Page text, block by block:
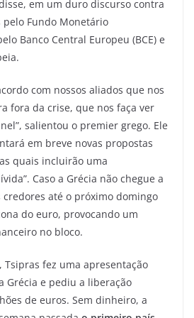
em um duro discurso contra
Fundo Monetário
Banco Central Europeu (BCE) e
com nossos aliados que nos
fora da crise, que nos faça ver
salientou o premier grego. Ele
em breve novas propostas
quais incluirão uma
Caso a Grécia não chegue a
credores até o próximo domingo
do euro, provocando um
no bloco.
Tsipras fez uma apresentação
Grécia e pediu a liberação
de euros. Sem dinheiro, a